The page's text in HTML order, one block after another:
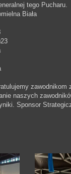
tego Pucharu.
Biała
zawodnikom
naszych
Sponsor